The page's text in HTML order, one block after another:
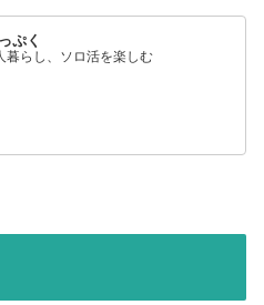
ぷく
暮らし、ソロ活を楽しむ